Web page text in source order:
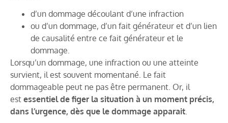
d’un dommage découlant d’une infraction
ou d’un dommage, d’un fait générateur et d’un lien
de causalité entre ce fait générateur et le
dommage.
Lorsqu’un dommage, une infraction ou une atteinte
survient, il est souvent momentané. Le fait
dommageable peut ne pas être permanent. Or, il
est essentiel de figer la situation à un moment précis,
dans l’urgence, dès que le dommage apparait